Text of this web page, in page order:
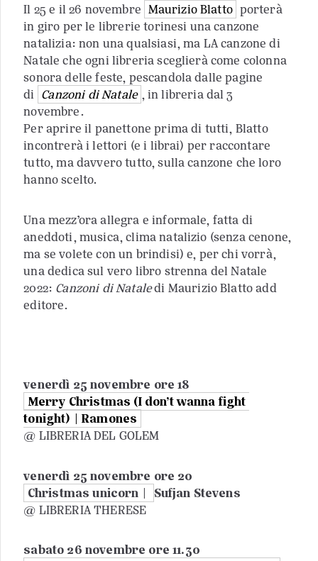
Il 25 e il 26 novembre Maurizio Blatto porterà
in giro per le librerie torinesi una canzone
natalizia: non una qualsiasi, ma LA canzone di
Natale che ogni libreria sceglierà come colonna
sonora delle feste, pescandola dalle pagine
di Canzoni di Natale , in libreria dal 3
novembre.
Per aprire il panettone prima di tutti, Blatto
incontrerà i lettori (e i librai) per raccontare
tutto, ma davvero tutto, sulla canzone che loro
hanno scelto.
Una mezz’ora allegra e informale, fatta di
aneddoti, musica, clima natalizio (senza cenone,
ma se volete con un brindisi) e, per chi vorrà,
una dedica sul vero libro strenna del Natale
2022: Canzoni di Nataledi Maurizio Blatto add
editore.
venerdì 25 novembre ore 18
Merry Christmas (I don’t wanna fight
tonight) | Ramones
@ LIBRERIA DEL GOLEM
venerdì 25 novembre ore 20
Christmas unicorn | Sufjan Stevens
@ LIBRERIA THERESE
sabato 26 novembre ore 11.30